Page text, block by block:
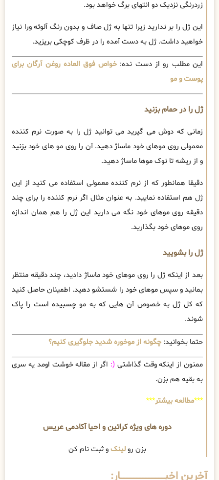
زردرنگی نزدیک دو انتهای برگ خواهد بود.
این ژل را بر ندارید زیرا تنها به ژل صاف و بدون رنگ آلوئه ورا نیاز
خواهید داشت. ژل به دست آمده را در ظرف کوچکی بریزید.
این مطلب رو از دست نده:خواص فوق العاده روغن آرگان برای
پوست و مو
ژل را در حمام بزنید
زمانی که دوش می گیرید می توانید ژل را به صورت نرم کننده
معمولی روی موهای خود ماساژ دهید. آن را روی مو های خود بزنید
و از ریشه تا نوک موها ماساژ دهید.
دقیقا همانطور که از نرم کننده معمولی استفاده می کنید از این
ژل هم استفاده نمایید. به عنوان مثال اگر نرم کننده را برای چند
دقیقه روی موهای خود نگه می دارید این ژل را هم همان اندازه
روی موهای خود بگذارید.
ژل را بشویید
بعد از اینکه ژل را روی موهای خود ماساژ دادید، چند دقیقه منتظر
بمانید و سپس موهای خود را شستشو دهید. اطمینان حاصل کنید
که کل ژل به خصوص آن هایی که به مو چسبیده است را پاک
شوند.
حتما بخوانید: چگونه از موخوره شدید جلوگیری کنیم؟
ممنون از اینکه وقت گذاشتی(: اگر از مقاله خوشت اومد یه سری
به بقیه هم بزن.
***مطالعه بیشتر***
دوره های ویژه کراتین و احیا آکادمی عریس
بزن رولینکو ثبت نام کن
آخرین اخبــــــــــــــــــــــــــــــار: